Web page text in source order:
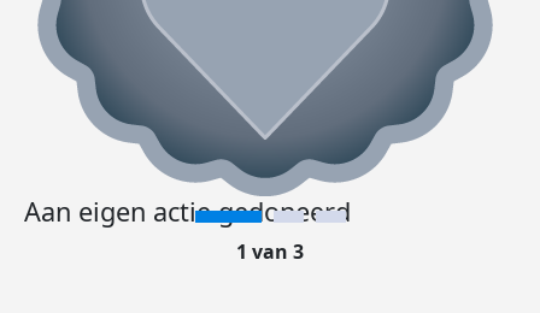
Aan eigen actie gedoneerd
1 van 3